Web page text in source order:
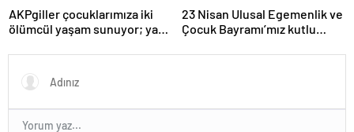
AKPgiller çocuklarımıza iki
ölümcül yaşam sunuyor; ya
da okullarından koparılarak
parababalarına ucuz iş gücü
sağlayan MESEM lerde
23 Nisan Ulusal Egemenlik ve
Çocuk Bayramı’mız kutlu